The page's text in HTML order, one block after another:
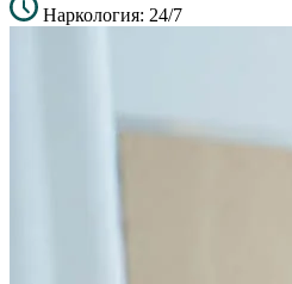
Наркология: 24/7